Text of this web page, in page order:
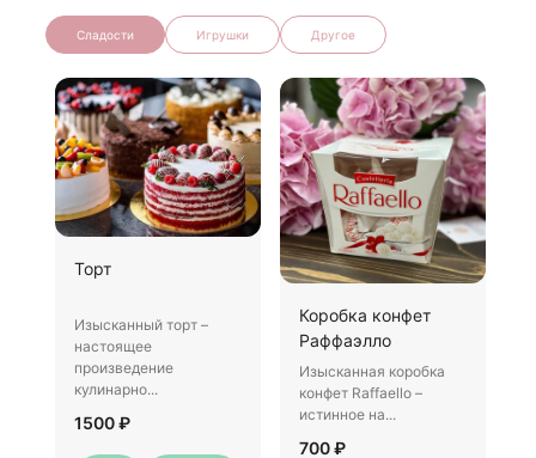
Сладости Игрушки Другое
Торт
Изысканный торт –
настоящее
произведение
кулинарно...
1500 ₽
Коробка конфет
Раффаэлло
Изысканная коробка
конфет Raffaello –
истинное на...
700 ₽